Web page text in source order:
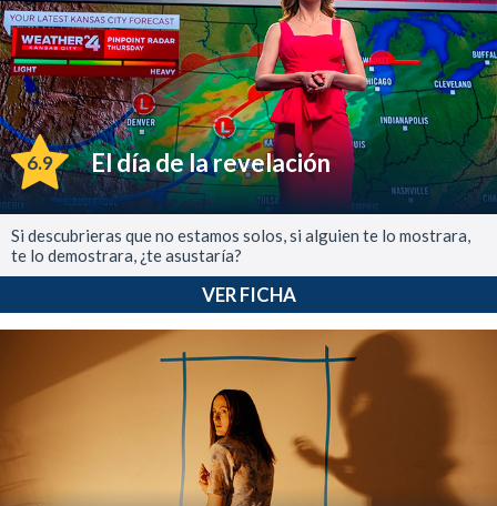
6.9 El día de la revelación
Si descubrieras que no estamos solos, si alguien te lo mostrara,
te lo demostrara, ¿te asustaría?
VER FICHA